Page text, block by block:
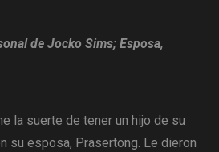
de Jocko Sims; Esposa,
la suerte de tener un hijo de su
su esposa, Prasertong. Le dieron